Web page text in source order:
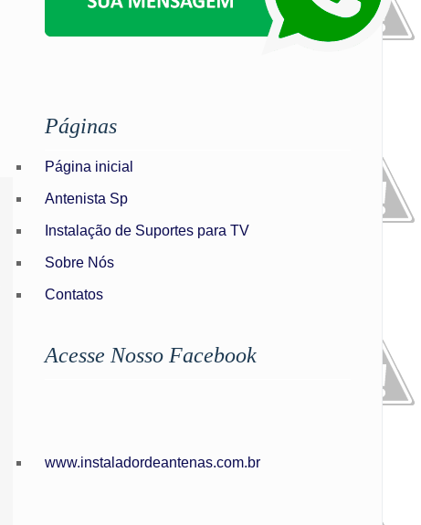
Páginas
Página inicial
Antenista Sp
Instalação de Suportes para TV
Sobre Nós
Contatos
Acesse Nosso Facebook
www.instaladordeantenas.com.br